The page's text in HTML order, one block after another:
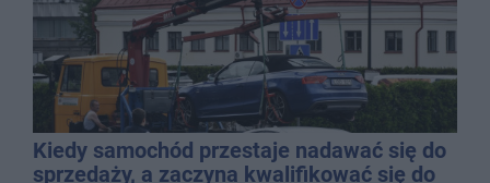
Kiedy samochód przestaje nadawać się do
sprzedaży, a zaczyna kwalifikować się do